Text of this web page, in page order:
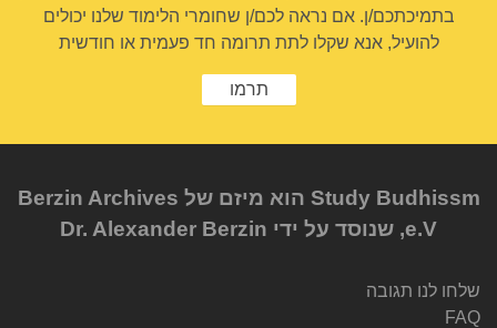
בתמיכתכם/ן. אם נראה לכם/ן שחומרי הלימוד שלנו יכולים
להועיל, אנא שקלו לתת תרומה חד פעמית או חודשית
תרמו
Study Budhissm הוא מיזם של Berzin Archives
e.V, שנוסד על ידי Dr. Alexander Berzin
שלחו לנו תגובה
FAQ